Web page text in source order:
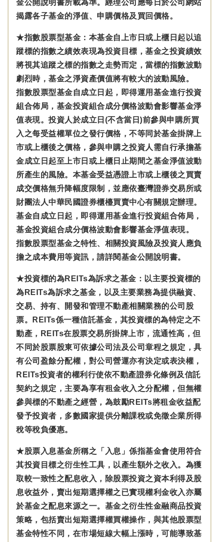
金公開說明書所載為準。經理公司應每日於公司網站
揭露各子基金的淨值、申購價格及買回價格。
★指數股票型基金：本基金自上市日或上櫃日起以追
蹤標的指數之績效表現為投資目標，基金之投資績效
將視其追蹤之標的指數之走勢而定，當標的指數波動
劇烈時，基金之淨資產價值將有較大的波動風險。
指數股票型基金自成立日起，即得運用基金進行投資
組合佈局，基金投資組合成分價格波動會影響基金淨
值表現。投資人於成立日(不含當日)前參與申購所買
入之每受益權單位之發行價格，不等同於基金掛牌上
市或上櫃後之價格，參與申購之投資人需自行承擔基
金成立日起至上市日或上櫃日止期間之基金淨值波動
所產生的風險。本基金受益憑證上市或上櫃後之買賣
成交價格無升降幅度限制，並應依臺灣證券交易所或
財團法人中華民國證券櫃檯買賣中心有關規定辦理。
基金自成立日起，即得運用基金進行投資組合佈局，
基金投資組合成分價格波動會影響基金淨值表現。
指數股票型基金之特性、相關投資風險及投資人應負
擔之成本費用等資訊，請詳閱基金公開說明書。
★投資標的為REITs為訴求之基金：以主要投資標的
為REITs為訴求之基金，以及主要業務為提供融資、
交易、持有、開發和管理不動產相關業務的公司股
票。REITs係一種信託基金，其投資標的為特定之不
動產，REITs在股票交易所掛牌上市，流通性高，但
不同於股票股東可依據公司法及公司章程之規定，具
有公司盈餘分配權，對公司營運亦有決定或表決權，
REITs投資者的權利行使依不動產證券化條例及信託
契約之規定，主要為享有租金收入之分配權，但無權
參與標的不動產之經營，為鼓勵REITs將租金收益配
發予投資者，多數國家提供分離課稅或免徵企業所得
稅等稅負優惠。
★股票入息基金所稱之「入息」係指基金會使用符合
其投資目標之衍生性工具，以產生額外之收入。為獲
取較一致性之配息收入，除股票投資之資本利得及股
息收益外，賣出短期選擇權之已實現權利金收入亦屬
於基金之配息來源之一。基金之衍生性金融商品投資
策略，包括賣出短期選擇權買權操作，與其他股票型
基金特性不同，在市場短線大幅上漲時，可能導致基